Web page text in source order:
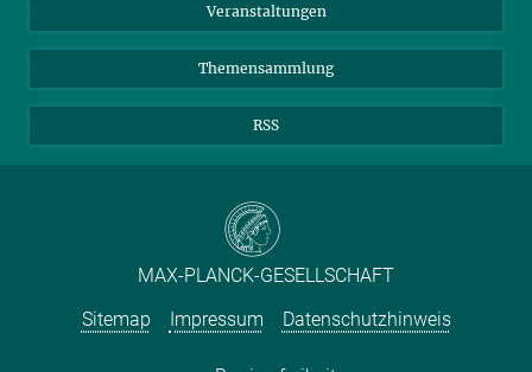
Veranstaltungen
Themensammlung
RSS
MAX-PLANCK-GESELLSCHAFT
Sitemap
Impressum Datenschutzhinweis